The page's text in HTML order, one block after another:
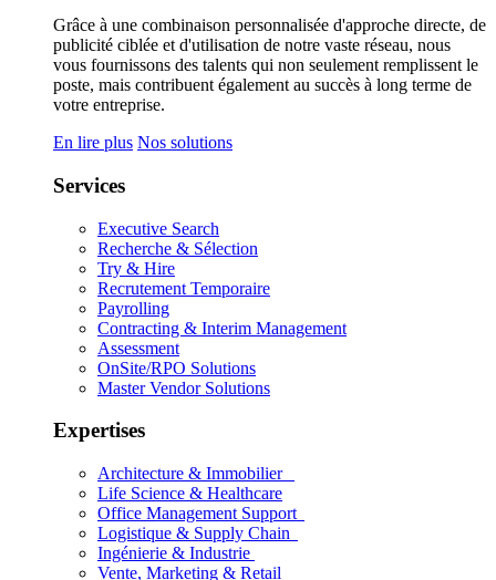
Grâce à une combinaison personnalisée d'approche directe, de
publicité ciblée et d'utilisation de notre vaste réseau, nous
vous fournissons des talents qui non seulement remplissent le
poste, mais contribuent également au succès à long terme de
votre entreprise.
En lire plus Nos solutions
Services
Executive Search
Recherche & Sélection
Try & Hire
Recrutement Temporaire
Payrolling
Contracting & Interim Management
Assessment
OnSite/RPO Solutions
Master Vendor Solutions
Expertises
Architecture & Immobilier
Life Science & Healthcare
Office Management Support
Logistique & Supply Chain
Ingénierie & Industrie
Vente, Marketing & Retail